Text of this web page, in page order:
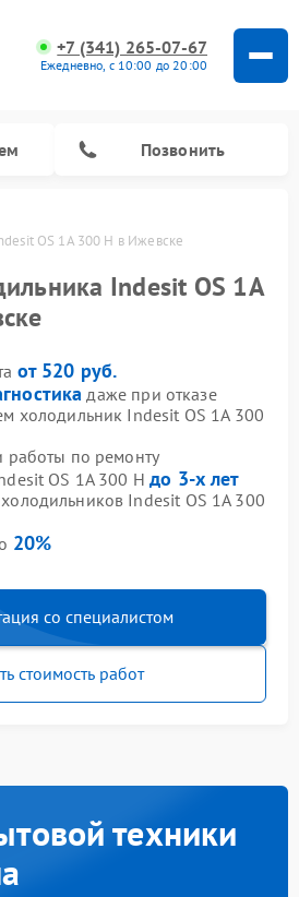
+7 (341) 265-07-67
Ежедневно, с 10:00 до 20:00
Позвонить
OS 1A 300 H в Ижевске
Indesit OS 1A
от 520 руб.
даже при отказе
холодильник Indesit OS 1A 300
работы по ремонту
OS 1A 300 Hдо 3-х лет
Indesit OS 1A 300
20%
со специалистом
стоимость работ
техники